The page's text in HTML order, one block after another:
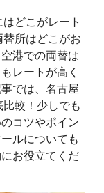
どこがレート
所はどこがお
港での両替は
レートが高く
では、名古屋
較！少しでも
コツやポイン
ルについても
お役立てくだ